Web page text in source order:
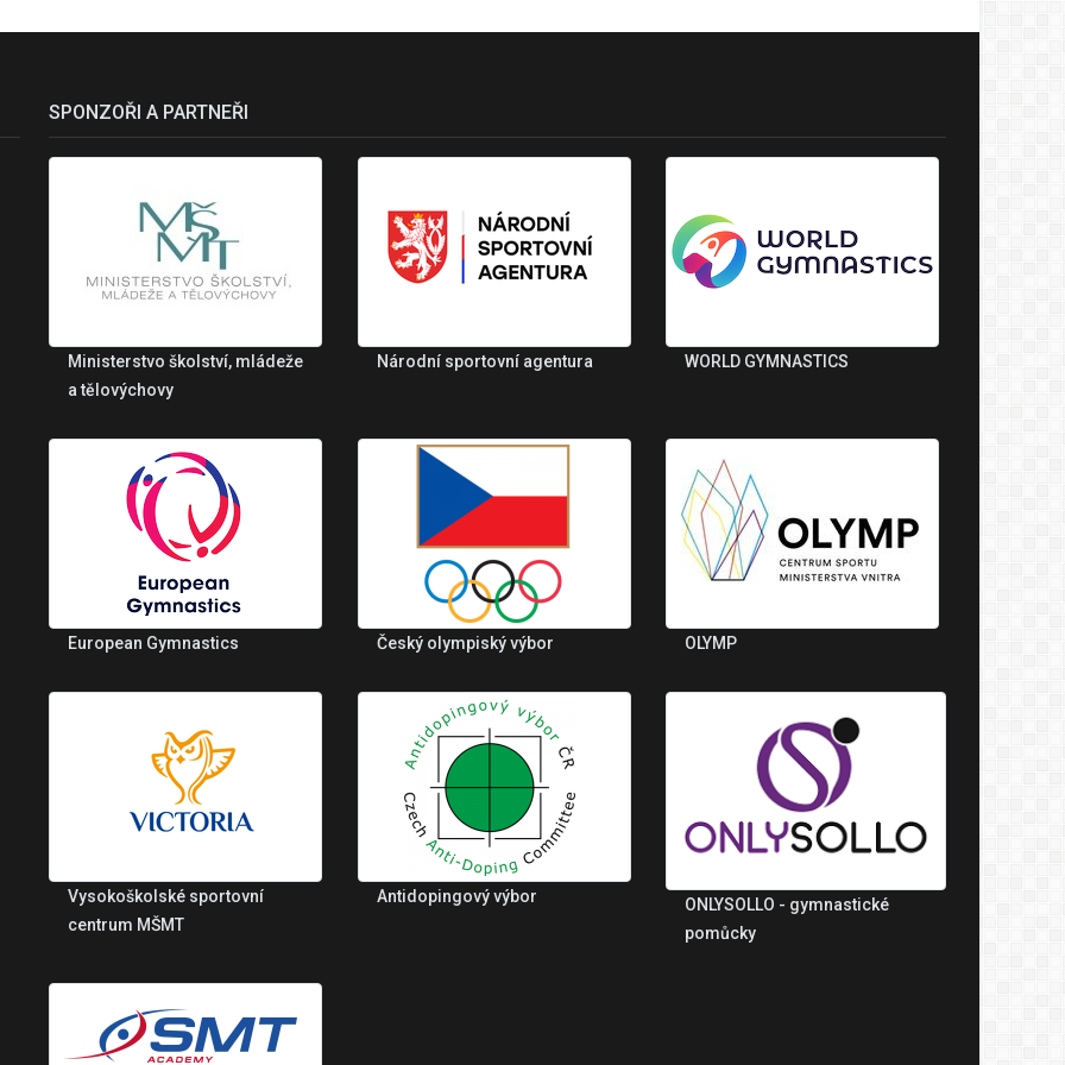
SPONZOŘI A PARTNEŘI
Ministerstvo školství, mládeže
a tělovýchovy
Národní sportovní agentura WORLD GYMNASTICS
European Gymnastics Český olympiský výbor OLYMP
Vysokoškolské sportovní
centrum MŠMT
Antidopingový výbor
ONLYSOLLO - gymnastické
pomůcky